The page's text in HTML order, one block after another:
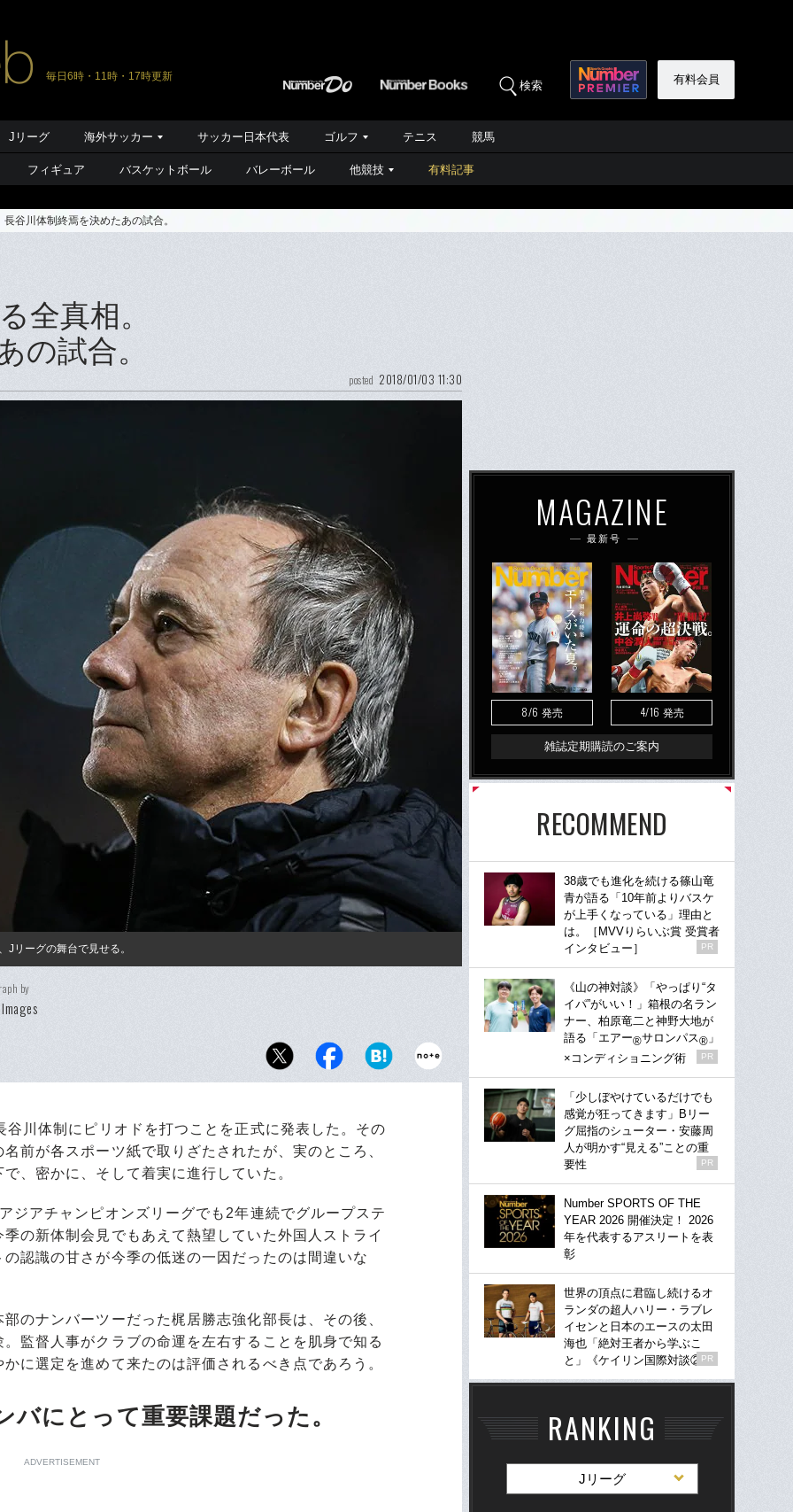
毎日6時・11時・17時更新
検索 有料会員
Jリーグ 海外サッカー サッカー日本代表 ゴルフ テニス 競馬
フィギュア バスケットボール バレーボール 他競技 有料記事
谷川体制終焉を決めたあの試合。
全真相。
の試合。
posted 2018/01/03 11:30
リーグの舞台で見せる。
by
川体制にピリオドを打つことを正式に発表した。その
前が各スポーツ紙で取りざたされたが、実のところ、
、密かに、そして着実に進行していた。
アチャンピオンズリーグでも2年連続でグループステ
の新体制会見でもあえて熱望していた外国人ストライ
認識の甘さが今季の低迷の一因だったのは間違いな
ナンバーツーだった梶居勝志強化部長は、その後、
監督人事がクラブの命運を左右することを肌身で知る
に選定を進めて来たのは評価されるべき点であろう。
バにとって重要課題だった。
ADVERTISEMENT
MAGAZINE
最新号
8/6 発売 4/16 発売
雑誌定期購読のご案内
RECOMMEND
38歳でも進化を続ける篠山竜
青が語る「10年前よりバスケ
が上手くなっている」理由と
は。［MVVりらいぶ賞 受賞者
インタビュー］
PR
《山の神対談》「やっぱり“タ
イパ”がいい！」箱根の名ラン
ナー、柏原竜二と神野大地が
語る「エアー®サロンパス® 」
×コンディショニング術
PR
「少しぼやけているだけでも
感覚が狂ってきます」Bリー
グ屈指のシューター・安藤周
人が明かす“見える”ことの重
要性
PR
Number SPORTS OF THE
YEAR 2026 開催決定！ 2026
年を代表するアスリートを表
彰
世界の頂点に君臨し続けるオ
ランダの超人ハリー・ラブレ
イセンと日本のエースの太田
海也「絶対王者から学ぶこ
と」《ケイリン国際対談②》
PR
RANKING
Jリーグ